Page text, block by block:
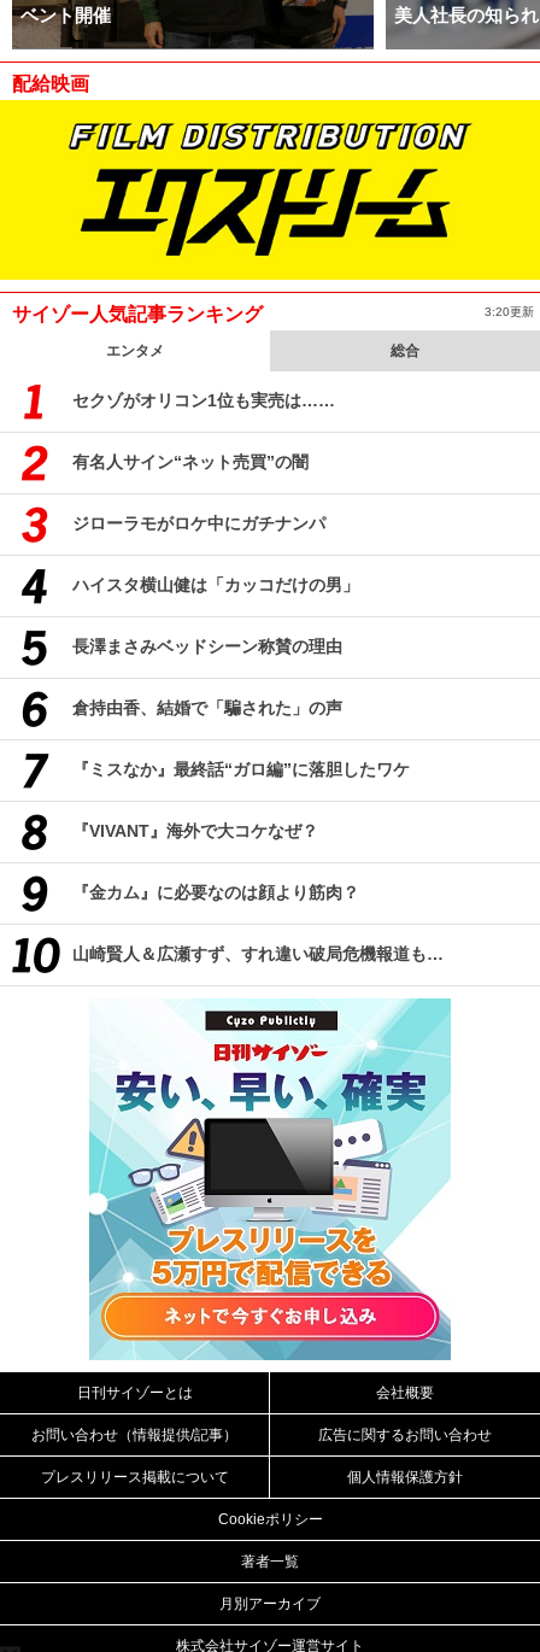
ベント開催
美人社長の知ら
配給映画
サイゾー人気記事ランキング 3:20更新
エンタメ 総合
セクゾがオリコン1位も実売は……
有名人サイン“ネット売買”の闇
ジローラモがロケ中にガチナンパ
ハイスタ横山健は「カッコだけの男」
長澤まさみベッドシーン称賛の理由
倉持由香、結婚で「騙された」の声
『ミスなか』最終話“ガロ編”に落胆したワケ
『VIVANT』海外で大コケなぜ？
『金カム』に必要なのは顔より筋肉？
山崎賢人＆広瀬すず、すれ違い破局危機報道も…
日刊サイゾーとは 会社概要
お問い合わせ（情報提供/記事） 広告に関するお問い合わせ
プレスリリース掲載について 個人情報保護方針
Cookieポリシー
著者一覧
月別アーカイブ
株式会社サイゾー運営サイト